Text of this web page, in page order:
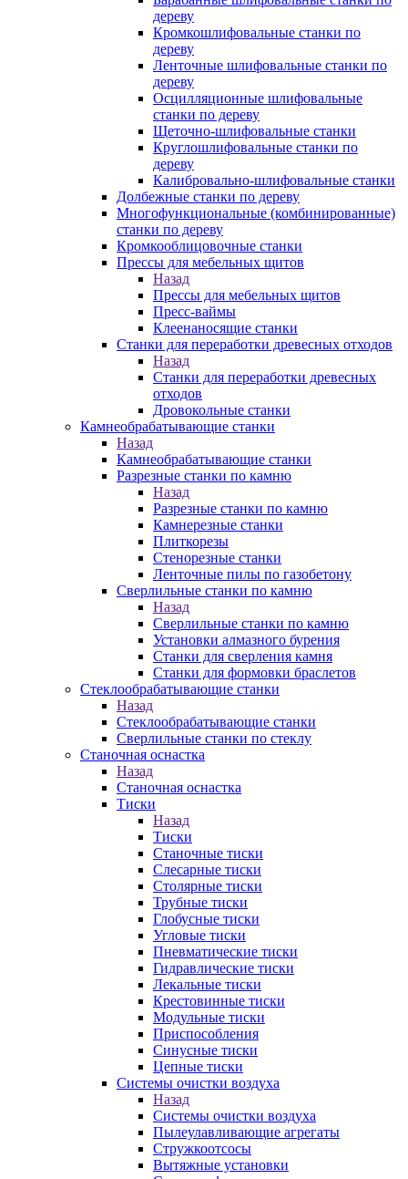
дереву
Кромкошлифовальные станки по
дереву
Ленточные шлифовальные станки по
дереву
Осцилляционные шлифовальные
станки по дереву
Щеточно-шлифовальные станки
Круглошлифовальные станки по
дереву
Калибровально-шлифовальные станки
Долбежные станки по дереву
Многофункциональные (комбинированные)
станки по дереву
Кромкооблицовочные станки
Прессы для мебельных щитов
Назад
Прессы для мебельных щитов
Пресс-ваймы
Клеенаносящие станки
Станки для переработки древесных отходов
Назад
Станки для переработки древесных
отходов
Дровокольные станки
Камнеобрабатывающие станки
Назад
Камнеобрабатывающие станки
Разрезные станки по камню
Назад
Разрезные станки по камню
Камнерезные станки
Плиткорезы
Стенорезные станки
Ленточные пилы по газобетону
Сверлильные станки по камню
Назад
Сверлильные станки по камню
Установки алмазного бурения
Станки для сверления камня
Станки для формовки браслетов
Стеклообрабатывающие станки
Назад
Стеклообрабатывающие станки
Сверлильные станки по стеклу
Станочная оснастка
Назад
Станочная оснастка
Тиски
Назад
Тиски
Станочные тиски
Слесарные тиски
Столярные тиски
Трубные тиски
Глобусные тиски
Угловые тиски
Пневматические тиски
Гидравлические тиски
Лекальные тиски
Крестовинные тиски
Модульные тиски
Приспособления
Синусные тиски
Цепные тиски
Системы очистки воздуха
Назад
Системы очистки воздуха
Пылеулавливающие агрегаты
Стружкоотсосы
Вытяжные установки